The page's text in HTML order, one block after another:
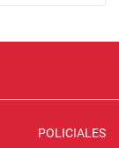
POLICIALES